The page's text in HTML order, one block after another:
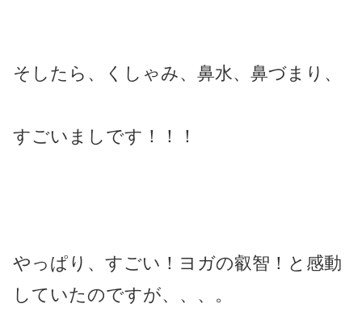
そしたら、くしゃみ、鼻水、鼻づまり、
すごいましです！！！
やっぱり、すごい！ヨガの叡智！と感動
していたのですが、、、。